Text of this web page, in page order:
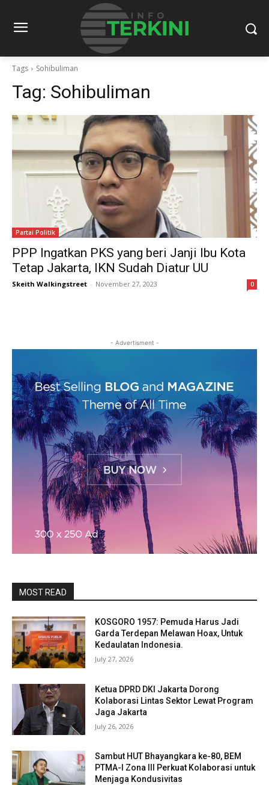
Tags Sohibuliman
Tag: Sohibuliman
Partai Politik
PPP Ingatkan PKS yang beri Janji Ibu Kota
Tetap Jakarta, IKN Sudah Diatur UU
Skeith Walkingstreet - November 27, 2023 0
- Advertisment -
MOST READ
KOSGORO 1957: Pemuda Harus Jadi
Garda Terdepan Melawan Hoax, Untuk
Kedaulatan Indonesia.
July 27, 2026
Ketua DPRD DKI Jakarta Dorong
Kolaborasi Lintas Sektor Lewat Program
Jaga Jakarta
July 26, 2026
Sambut HUT Bhayangkara ke-80, BEM
PTMA-I Zona III Perkuat Kolaborasi untuk
Menjaga Kondusivitas